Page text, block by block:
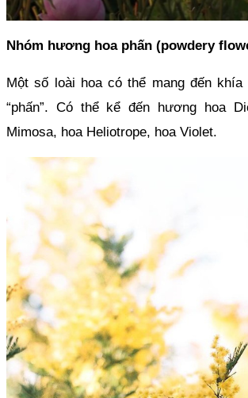
Nhóm hương hoa phấn (powdery
Một số loài hoa có thể mang đến
“phấn”. Có thể kể đến hương hoa
Mimosa, hoa Heliotrope, hoa Violet.